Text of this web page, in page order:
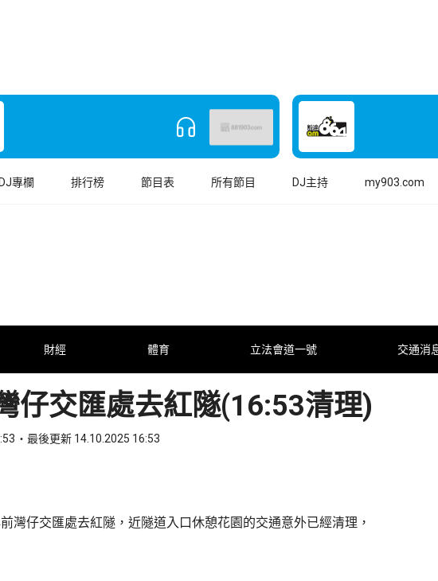
DJ專欄 排行榜 節目表 所有節目 DJ主持 my903.com
財經 體育 立法會道一號 交通消
仔交匯處去紅隧(16:53清理)
最後更新 14.10.2025 16:53
灣仔交匯處去紅隧，近隧道入口休憩花園的交通意外已經清理，